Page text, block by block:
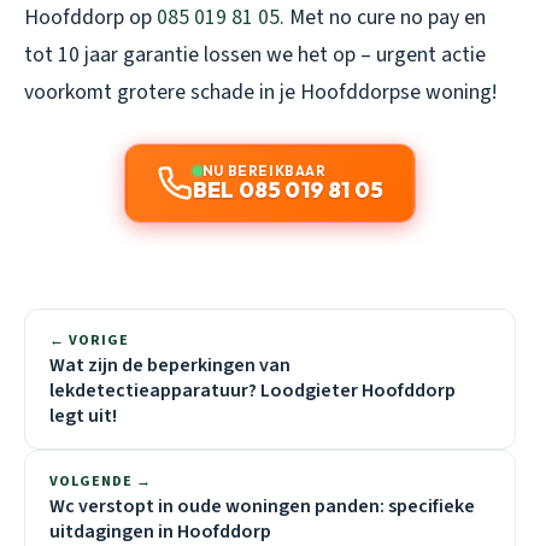
Hoofddorp op 085 019 81 05. Met no cure no pay en
tot 10 jaar garantie lossen we het op – urgent actie
voorkomt grotere schade in je Hoofddorpse woning!
NU BEREIKBAAR
BEL 085 019 81 05
← VORIGE
Wat zijn de beperkingen van
lekdetectieapparatuur? Loodgieter Hoofddorp
legt uit!
VOLGENDE →
Wc verstopt in oude woningen panden: specifieke
uitdagingen in Hoofddorp